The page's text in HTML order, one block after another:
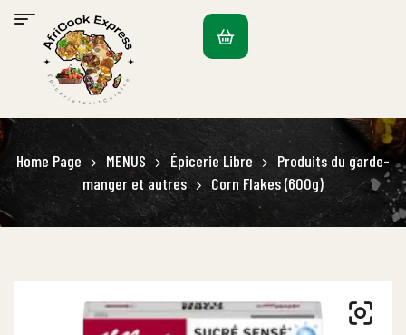
Home Page MENUS Épicerie Libre
Produits du garde-
manger et autres
Corn Flakes (600g)